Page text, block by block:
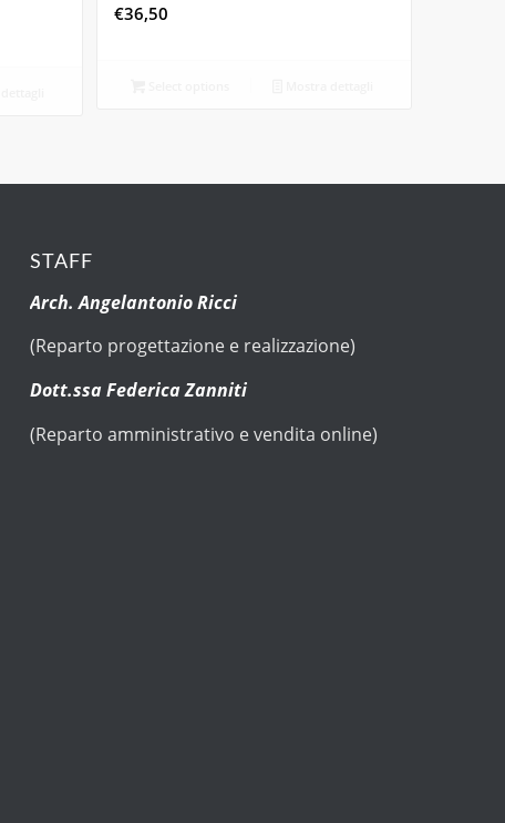
€36,50
STAFF
Arch. Angelantonio Ricci
(Reparto progettazione e realizzazione)
Dott.ssa Federica Zanniti
(Reparto amministrativo e vendita online)